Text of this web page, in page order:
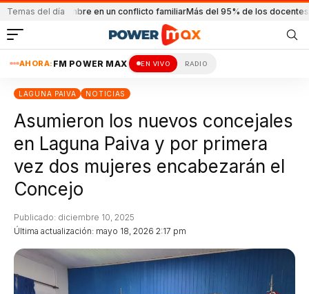
Temas del día
hombre en un conflicto familiarMás del 95% de los docentes dictaron
AHORA: FM POWER MAX EN VIVO RADIO
LAGUNA PAIVA NOTICIAS
Asumieron los nuevos concejales
en Laguna Paiva y por primera
vez dos mujeres encabezarán el
Concejo
Última actualización: mayo 18, 2026 2:17 pm
Publicado: diciembre 10, 2025